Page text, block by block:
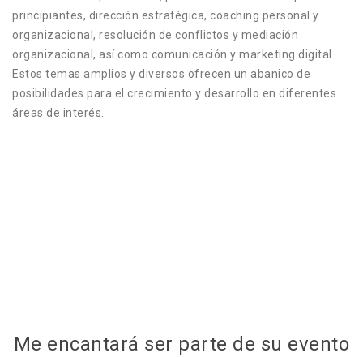
principiantes, dirección estratégica, coaching personal y
organizacional, resolución de conflictos y mediación
organizacional, así como comunicación y marketing digital.
Estos temas amplios y diversos ofrecen un abanico de
posibilidades para el crecimiento y desarrollo en diferentes
áreas de interés.
Me encantará ser parte de su evento